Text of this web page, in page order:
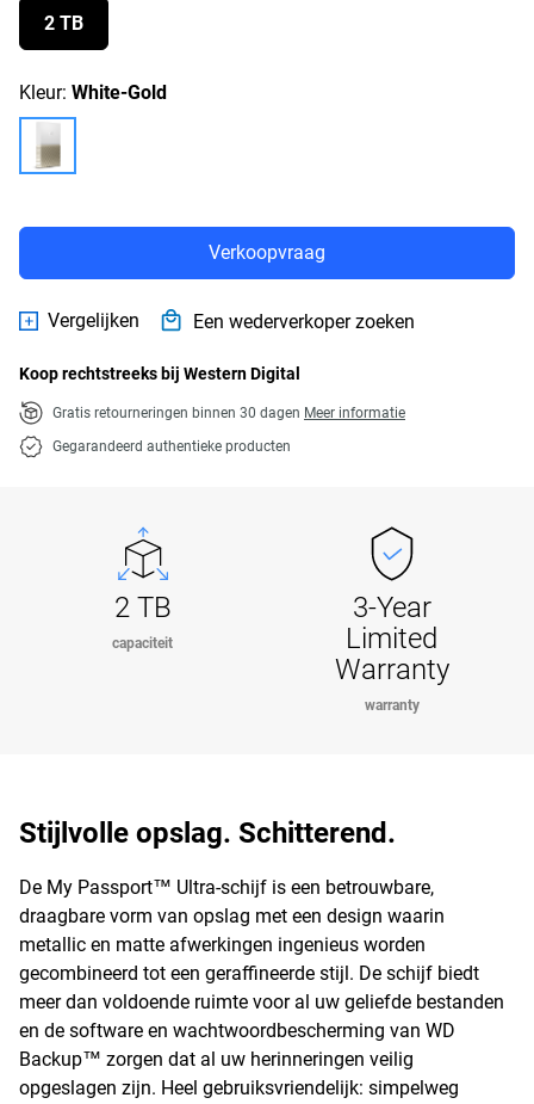
2 TB
Kleur: White-Gold
Verkoopvraag
Vergelijken Een wederverkoper zoeken
Koop rechtstreeks bij Western Digital
Gratis retourneringen binnen 30 dagen Meer informatie
Gegarandeerd authentieke producten
2 TB
capaciteit
3-Year
Limited
Warranty
warranty
Stijlvolle opslag. Schitterend.
De My Passport™ Ultra-schijf is een betrouwbare,
draagbare vorm van opslag met een design waarin
metallic en matte afwerkingen ingenieus worden
gecombineerd tot een geraffineerde stijl. De schijf biedt
meer dan voldoende ruimte voor al uw geliefde bestanden
en de software en wachtwoordbescherming van WD
Backup™ zorgen dat al uw herinneringen veilig
opgeslagen zijn. Heel gebruiksvriendelijk: simpelweg